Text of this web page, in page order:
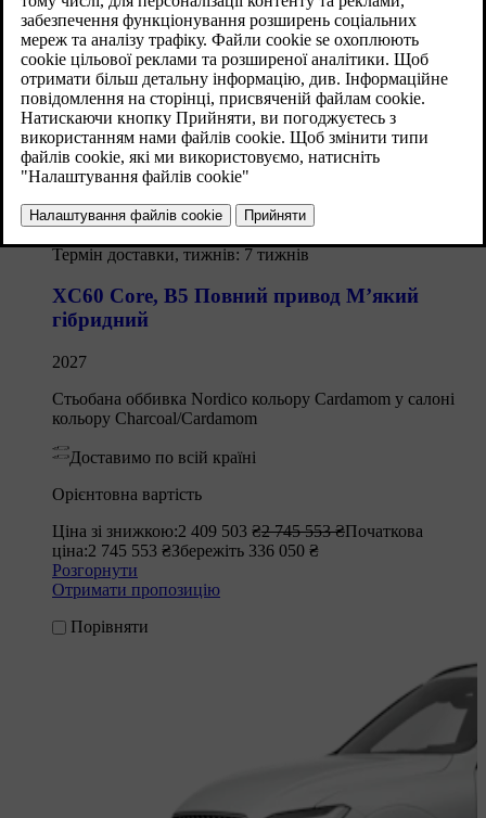
Термін доставки, тижнів: 7 тижнів
XC60 Core, B5 Повний привод М’який
гібридний
2027
Стьобана оббивка Nordico кольору Cardamom у салоні
кольору Charcoal/Cardamom
Доставимо по всій країні
Орієнтовна вартість
Ціна зі знижкою:2 409 503 ₴2 745 553 ₴Початкова
ціна:2 745 553 ₴Збережіть 336 050 ₴
Розгорнути
Отримати пропозицію
Порівняти